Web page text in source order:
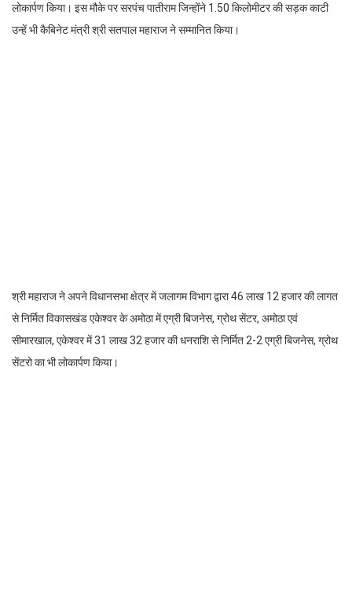
लोकार्पण किया। इस मौके पर सरपंच पातीराम जिन्होंने 1.50 किलोमीटर की सड़क काटी
उन्हें भी कैबिनेट मंत्री श्री सतपाल महाराज ने सम्मानित किया।
श्री महाराज ने अपने विधानसभा क्षेत्र में जलागम विभाग द्वारा 46 लाख 12 हजार की लागत
से निर्मित विकासखंड एकेश्वर के अमोठा में एग्री बिजनेस, ग्रोथ सेंटर, अमोठा एवं
सीमारखाल, एकेश्वर में 31 लाख 32 हजार की धनराशि से निर्मित 2-2 एग्री बिजनेस, ग्रोथ
सेंटरो का भी लोकार्पण किया।